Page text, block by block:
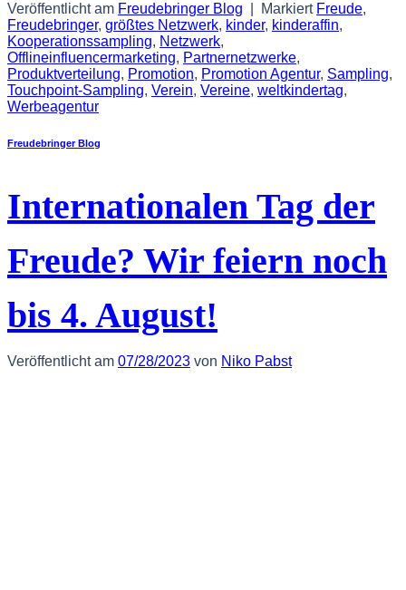
Veröffentlicht am Freudebringer Blog Markiert Freude,
Freudebringer, größtes Netzwerk, kinder, kinderaffin,
Kooperationssampling, Netzwerk,
Offlineinfluencermarketing, Partnernetzwerke,
Produktverteilung, Promotion, Promotion Agentur, Sampling,
Touchpoint-Sampling, Verein, Vereine, weltkindertag,
Werbeagentur
Freudebringer Blog
Internationalen Tag der
Freude? Wir feiern noch
bis 4. August!
Veröffentlicht am 07/28/2023 von Niko Pabst